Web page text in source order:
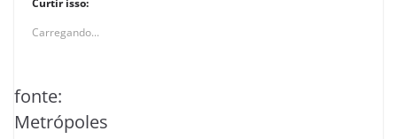
Carregando...
fonte:
Metrópoles